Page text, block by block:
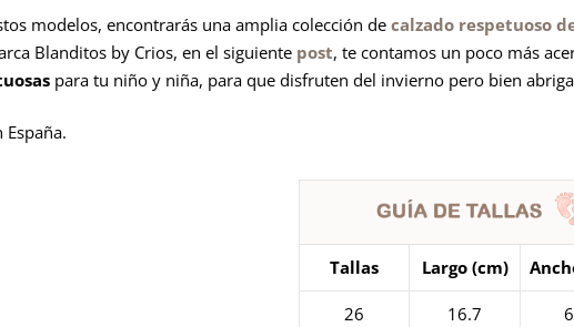
modelos, encontrarás una amplia colección de calzado respetuoso
Blanditos by Crios, en el siguiente post, te contamos un poco más
para tu niño y niña, para que disfruten del invierno pero bien
España.
Tallas Largo (cm)
26 16.7